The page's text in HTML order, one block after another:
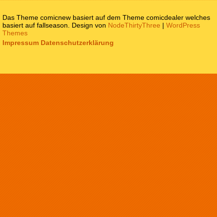
Impressum Datenschutzerklärung
Das Theme comicnew basiert auf dem Theme comicdealer welches
basiert auf fallseason. Design von NodeThirtyThree |WordPress
Themes